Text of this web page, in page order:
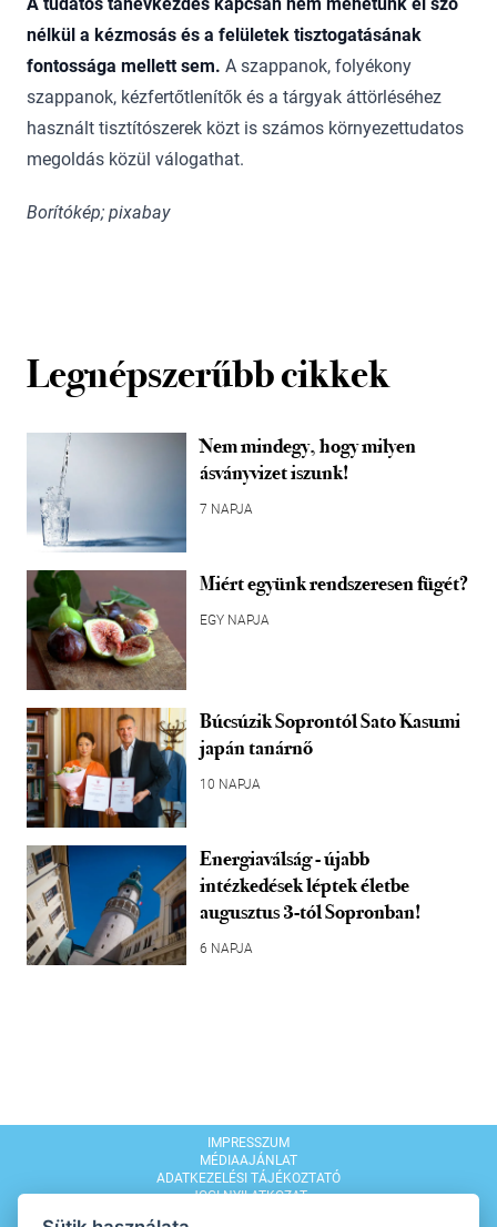
nélkül a kézmosás és a felületek tisztogatásának
fontossága mellett sem. A szappanok, folyékony
szappanok, kézfertőtlenítők és a tárgyak áttörléséhez
használt tisztítószerek közt is számos környezettudatos
megoldás közül válogathat.
Borítókép; pixabay
Legnépszerűbb cikkek
Nem mindegy, hogy milyen
ásványvizet iszunk!
7 NAPJA
Miért együnk rendszeresen fügét?
EGY NAPJA
Búcsúzik Soprontól Sato Kasumi
japán tanárnő
10 NAPJA
Energiaválság - újabb
intézkedések léptek életbe
augusztus 3-tól Sopronban!
6 NAPJA
IMPRESSZUM
MÉDIAAJÁNLAT
ADATKEZELÉSI TÁJÉKOZTATÓ
JOGI NYILATKOZAT